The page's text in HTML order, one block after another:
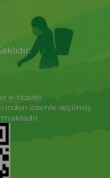
e-ticaret
özenle seçilmiş